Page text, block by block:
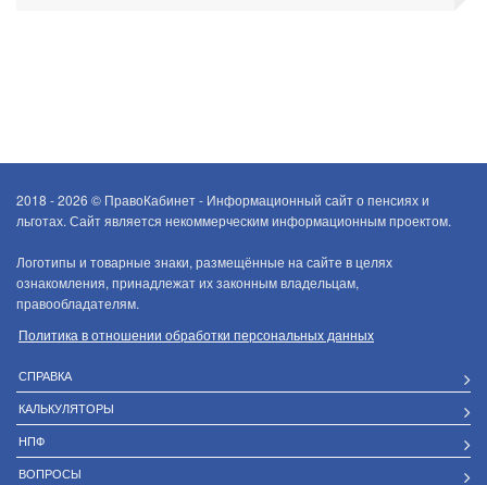
2018 - 2026 © ПравоКабинет - Информационный сайт о пенсиях и
льготах. Сайт является некоммерческим информационным проектом.
Логотипы и товарные знаки, размещённые на сайте в целях
ознакомления, принадлежат их законным владельцам,
правообладателям.
Политика в отношении обработки персональных данных
СПРАВКА
КАЛЬКУЛЯТОРЫ
НПФ
ВОПРОСЫ